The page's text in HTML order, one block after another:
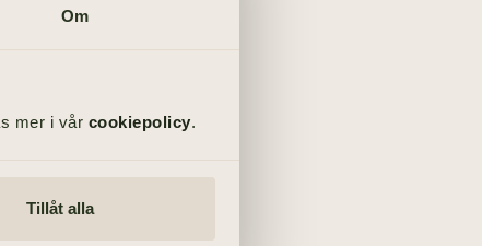
Om
mer i vår cookiepolicy.
Tillåt alla